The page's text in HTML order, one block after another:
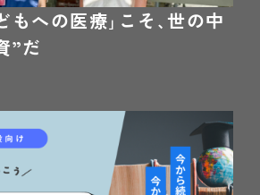
もへの医療｣こそ､世の中
”だ